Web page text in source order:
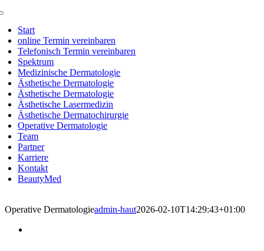
springen
Start
online Termin vereinbaren
Telefonisch Termin vereinbaren
Spektrum
Medizinische Dermatologie
Ästhetische Dermatologie
Ästhetische Dermatologie
Ästhetische Lasermedizin
Ästhetische Dermatochirurgie
Operative Dermatologie
Team
Partner
Karriere
Kontakt
BeautyMed
Operative Dermatologieadmin-haut2026-02-10T14:29:43+01:00